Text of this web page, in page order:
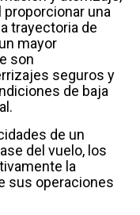
proporcionar una
trayectoria de
mayor
son
seguros y
de baja
de un
del vuelo, los
la
sus operaciones